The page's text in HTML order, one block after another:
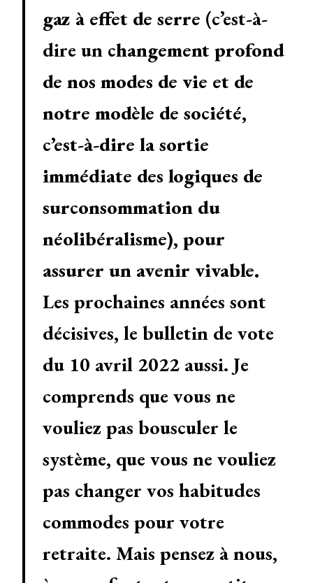
gaz à effet de serre (c’est-à-
dire un changement profond
de nos modes de vie et de
notre modèle de société,
c’est-à-dire la sortie
immédiate des logiques de
surconsommation du
néolibéralisme), pour
assurer un avenir vivable.
Les prochaines années sont
décisives, le bulletin de vote
du 10 avril 2022 aussi. Je
comprends que vous ne
vouliez pas bousculer le
système, que vous ne vouliez
pas changer vos habitudes
commodes pour votre
retraite. Mais pensez à nous,